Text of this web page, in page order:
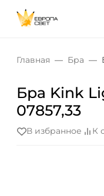
Главная Бра
Бра Kink
07857,33
В избранное К